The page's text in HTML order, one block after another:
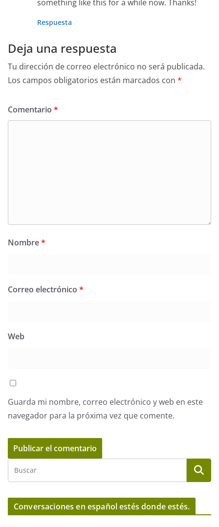
something like this for a while now. Thanks!
Respuesta
Deja una respuesta
Tu dirección de correo electrónico no será publicada.
Los campos obligatorios están marcados con *
Comentario *
Nombre*
Correo electrónico *
Web
Guarda mi nombre, correo electrónico y web en este
navegador para la próxima vez que comente.
Conversaciones en español estés donde estés.